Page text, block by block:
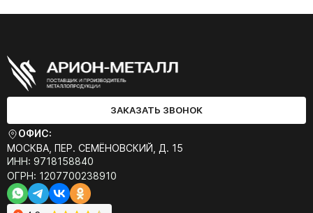
ЗАКАЗАТЬ ЗВОНОК
ОФИС:
МОСКВА, ПЕР. СЕМЁНОВСКИЙ, Д. 15
ИНН: 9718158840
ОГРН: 1207700238910